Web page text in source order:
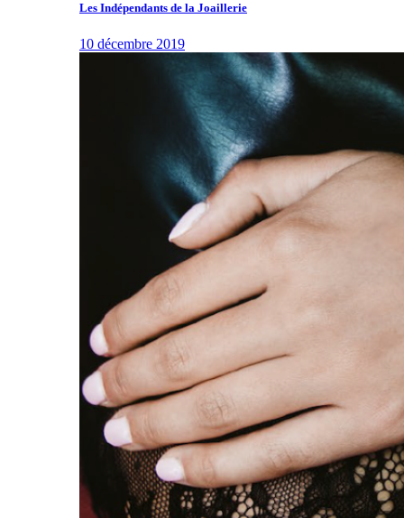
Les Indépendants de la Joaillerie
10 décembre 2019